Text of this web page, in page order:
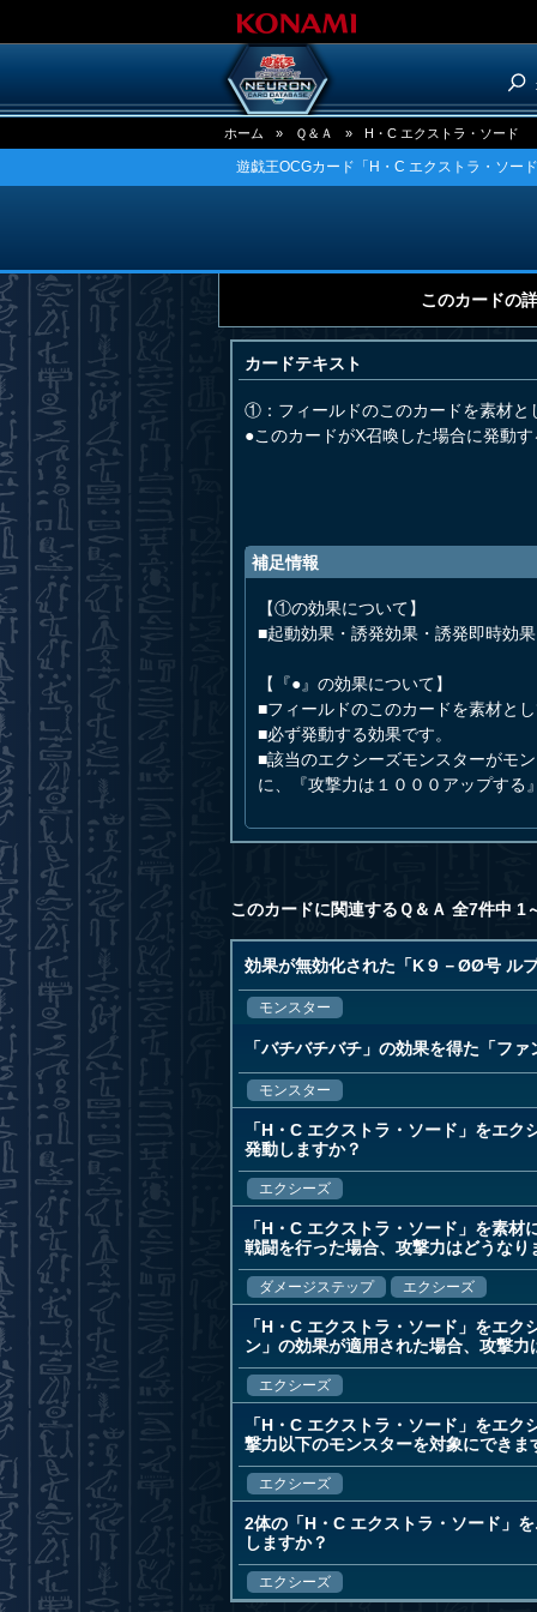
ホーム » Ｑ＆Ａ » H・C エクストラ・ソード
遊戯王OCGカード「H・C エクストラ・ソー
このカードの
カードテキスト
①：フィールドのこのカードを素材と
●このカードがX召喚した場合に発動
補足情報
【①の効果について】
■起動効果・誘発効果・誘発即時効
【『●』の効果について】
■フィールドのこのカードを素材と
■必ず発動する効果です。
■該当のエクシーズモンスターがモ
に、『攻撃力は１０００アップする
このカードに関連するＱ＆Ａ 全7件中 1
効果が無効化された「K９－ØØ号 ル
モンスター
「バチバチバチ」の効果を得た「フ
モンスター
「H・C エクストラ・ソード」をエ
発動しますか？
エクシーズ
「H・C エクストラ・ソード」を素
戦闘を行った場合、攻撃力はどうなり
ダメージステップ エクシーズ
「H・C エクストラ・ソード」をエ
ン」の効果が適用された場合、攻撃力
エクシーズ
「H・C エクストラ・ソード」をエ
撃力以下のモンスターを対象にできま
エクシーズ
2体の「H・C エクストラ・ソード」
しますか？
エクシーズ